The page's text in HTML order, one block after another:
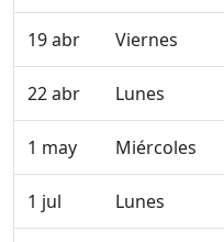
19 abr Viernes
22 abr Lunes
1 may Miércoles
1 jul Lunes